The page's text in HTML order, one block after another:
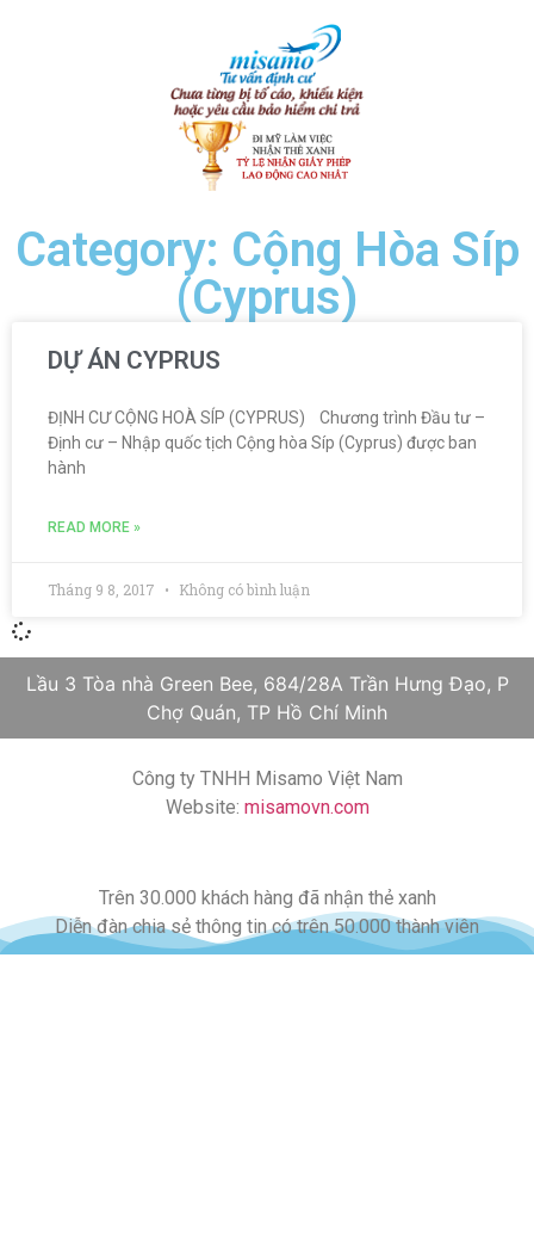
Category: Cộng Hòa Síp
(Cyprus)
DỰ ÁN CYPRUS
ĐỊNH CƯ CỘNG HOÀ SÍP (CYPRUS) Chương trình Đầu tư –
Định cư – Nhập quốc tịch Cộng hòa Síp (Cyprus) được ban
hành
READ MORE »
Tháng 9 8, 2017 Không có bình luận
Lầu 3 Tòa nhà Green Bee, 684/28A Trần Hưng Đạo, P
Chợ Quán, TP Hồ Chí Minh
Công ty TNHH Misamo Việt Nam
Website: misamovn.com
Trên 30.000 khách hàng đã nhận thẻ xanh
Diễn đàn chia sẻ thông tin có trên 50.000 thành viên